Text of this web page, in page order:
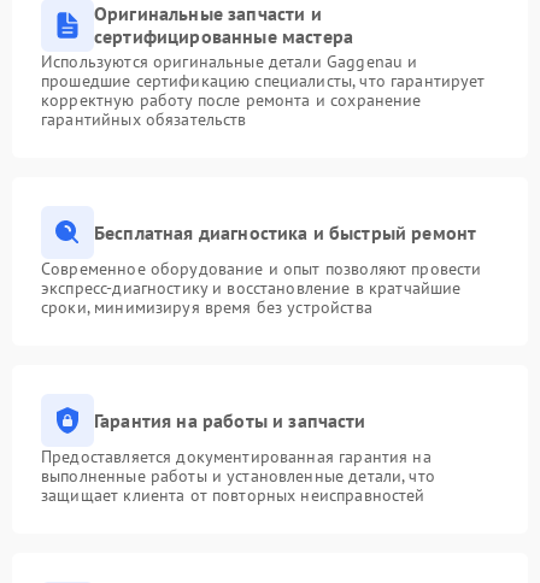
Оригинальные запчасти и
сертифицированные мастера
Используются оригинальные детали Gaggenau и
прошедшие сертификацию специалисты, что гарантирует
корректную работу после ремонта и сохранение
гарантийных обязательств
Бесплатная диагностика и быстрый ремонт
Современное оборудование и опыт позволяют провести
экспресс-диагностику и восстановление в кратчайшие
сроки, минимизируя время без устройства
Гарантия на работы и запчасти
Предоставляется документированная гарантия на
выполненные работы и установленные детали, что
защищает клиента от повторных неисправностей